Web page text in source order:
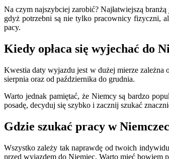
Na czym najszybciej zarobić? Najłatwiejszą
gdyż potrzebni są nie tylko pracownicy fizyczni,
pacy.
Kiedy opłaca się wyjechać do
Kwestia daty wyjazdu jest w dużej mierze zależna
sierpnia oraz od października do grudnia.
Warto jednak pamiętać, że Niemcy są bardzo
posadę, decyduj się szybko i zacznij szukać
Gdzie szukać pracy w
Wszystko zależy tak naprawdę od twoich
przed wyjazdem do Niemiec. Warto mieć bowiem